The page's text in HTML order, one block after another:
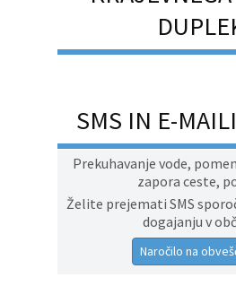
SMS IN E-
Prekuhavanje vode,
zapora ceste,
Želite prejemati SMS
dogajanju v
Naročilo na